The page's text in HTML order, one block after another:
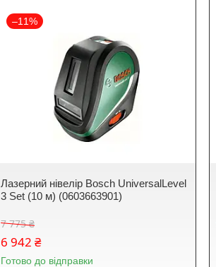
–11%
Лазерний нівелір Bosch UniversalLevel
3 Set (10 м) (0603663901)
7 775 ₴
6 942 ₴
Готово до відправки